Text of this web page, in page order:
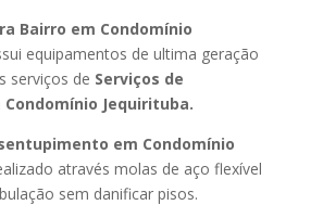
Bairro em Condomínio
equipamentos de ultima geração
serviços de Serviços de
Jequirituba.
em Condomínio
através molas de aço flexível
sem danificar pisos.